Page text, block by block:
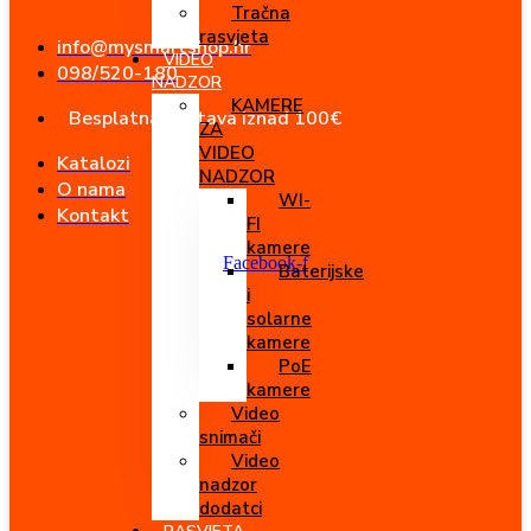
sadržaj
info@mysmartshop.hr
098/520-180
Besplatna dostava iznad 100€
Katalozi
O nama
Kontakt
Facebook-f
Tračna
rasvjeta
VIDEO
NADZOR
KAMERE
ZA
VIDEO
NADZOR
WI-
FI
kamere
Baterijske
i
solarne
kamere
PoE
kamere
Video
snimači
Video
nadzor
dodatci